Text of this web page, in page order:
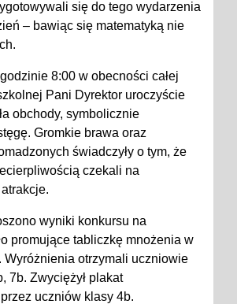
się do tego wydarzenia
– bawiąc się matematyką nie
8:00 w obecności całej
Pani Dyrektor uroczyście
obchody, symbolicznie
Gromkie brawa oraz
świadczyły o tym, że
czekali na
wyniki konkursu na
promujące tabliczkę mnożenia w
Wyróżnienia otrzymali uczniowie
7b. Zwyciężył plakat
uczniów klasy 4b.